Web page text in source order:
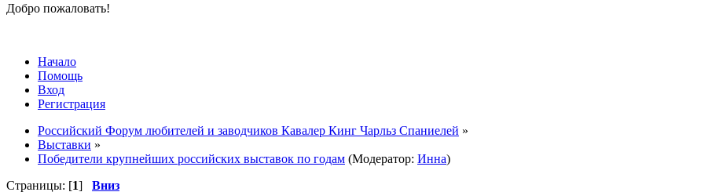
Добро пожаловать!
Начало
Помощь
Вход
Регистрация
Российский Форум любителей и заводчиков Кавалер Кинг Чарльз Спаниелей »
Выставки »
Победители крупнейших российских выставок по годам (Модератор: Инна)
Страницы: [1] Вниз